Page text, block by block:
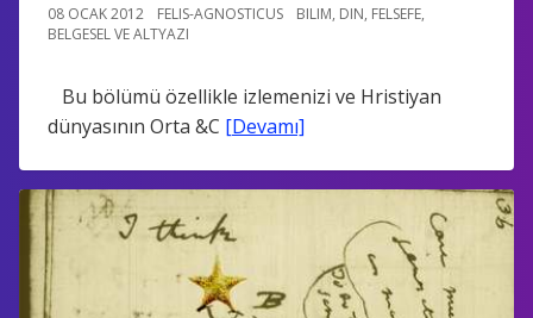
08 OCAK 2012 FELIS-AGNOSTICUS BILIM, DIN, FELSEFE,
BELGESEL VE ALTYAZI
Bu bölümü özellikle izlemenizi ve Hristiyan
dünyasının Orta &C [Devamı]